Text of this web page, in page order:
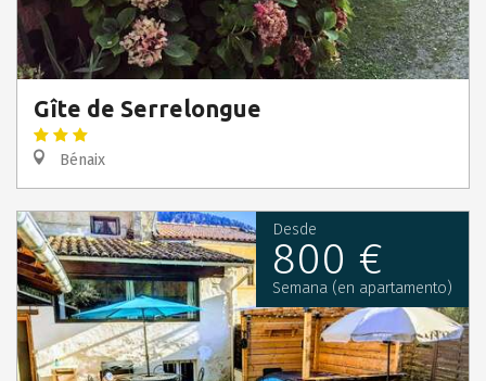
Gîte de Serrelongue
Bénaix
Desde
800 €
Semana (en apartamento)